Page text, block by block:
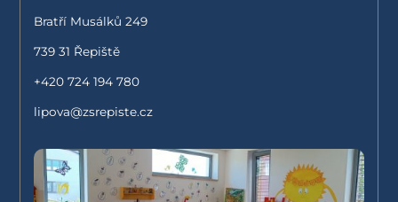
Bratří Musálků 249
739 31 Řepiště
+420 724 194 780
lipova@zsrepiste.cz